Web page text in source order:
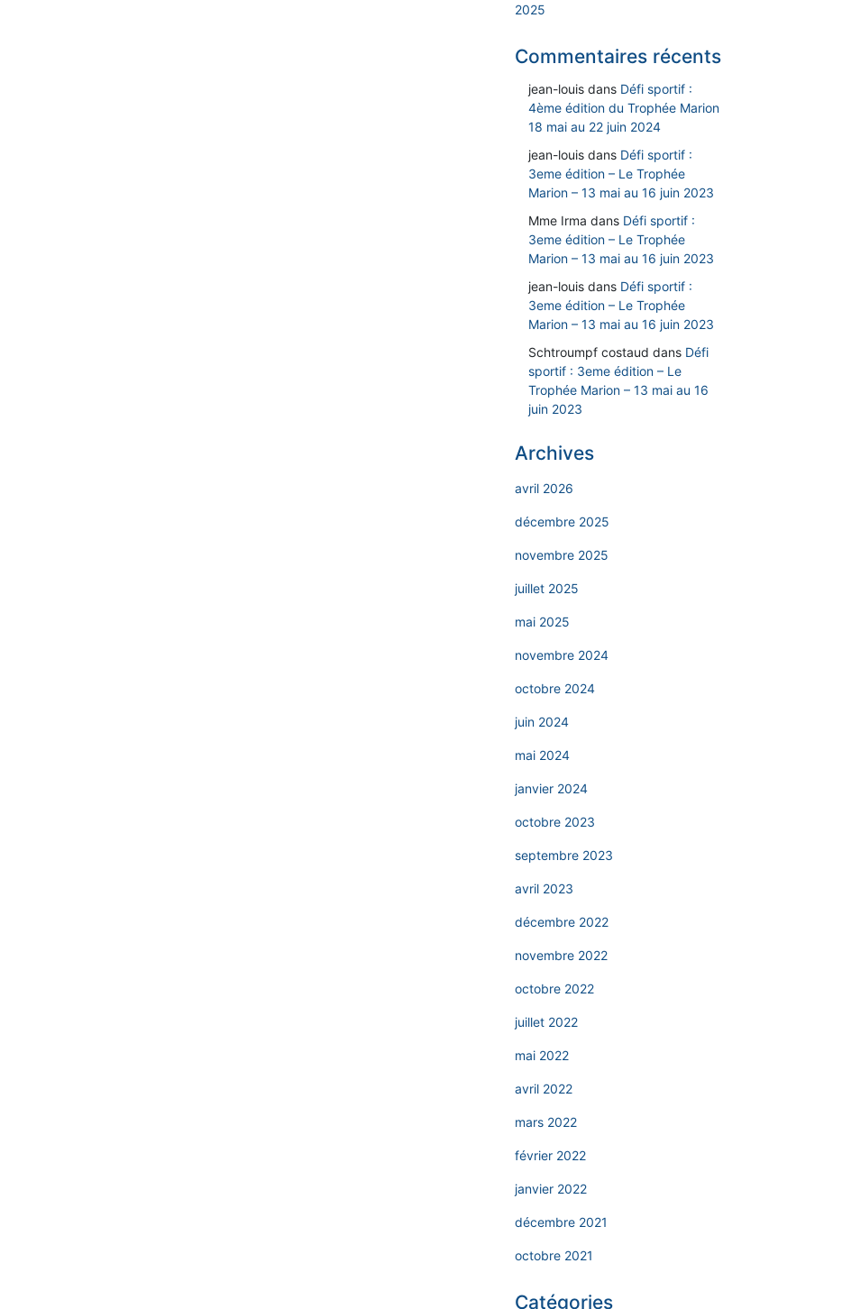
2025
Commentaires récents
jean-louis dans Défi sportif :
4ème édition du Trophée Marion
18 mai au 22 juin 2024
jean-louis dans Défi sportif :
3eme édition – Le Trophée
Marion – 13 mai au 16 juin 2023
Mme Irma dans Défi sportif :
3eme édition – Le Trophée
Marion – 13 mai au 16 juin 2023
jean-louis dans Défi sportif :
3eme édition – Le Trophée
Marion – 13 mai au 16 juin 2023
Schtroumpf costaud dans Défi
sportif : 3eme édition – Le
Trophée Marion – 13 mai au 16
juin 2023
Archives
avril 2026
décembre 2025
novembre 2025
juillet 2025
mai 2025
novembre 2024
octobre 2024
juin 2024
mai 2024
janvier 2024
octobre 2023
septembre 2023
avril 2023
décembre 2022
novembre 2022
octobre 2022
juillet 2022
mai 2022
avril 2022
mars 2022
février 2022
janvier 2022
décembre 2021
octobre 2021
Catégories